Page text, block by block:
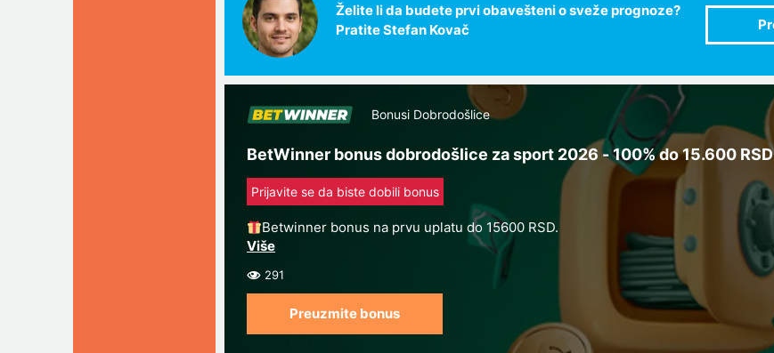
Želite li da budete prvi obavešteni o sveže prognoze?
Pratite Stefan Kovač
Bonusi Dobrodošlice
BetWinner bonus dobrodošlice za sport 2026 - 100% do 15.600 RSD
Prijavite se da biste dobili bonus
Betwinner bonus na prvu uplatu do 15600 RSD.
291
Preuzmite bonus